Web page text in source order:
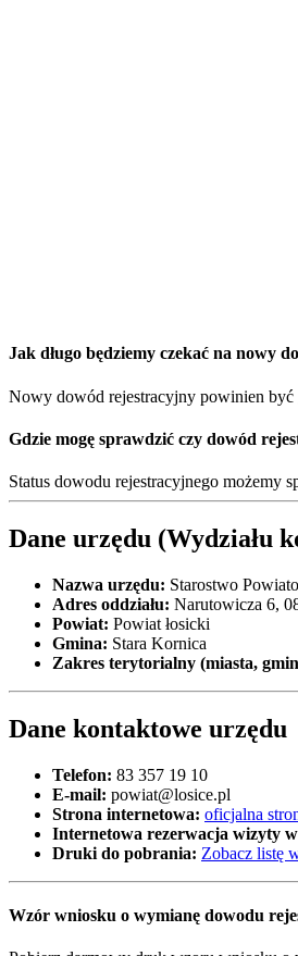
Jak długo będziemy czekać na nowy
Nowy dowód rejestracyjny powinien być
Gdzie mogę sprawdzić czy dowód
Status dowodu rejestracyjnego możemy
Dane urzędu (Wydziału
Nazwa urzędu: Starostwo
Adres oddziału: Narutowicza 6,
Powiat: Powiat łosicki
Gmina: Stara Kornica
Zakres terytorialny (miasta,
Dane kontaktowe urzędu
Telefon: 83 357 19 10
E-mail: powiat@losice.pl
Strona internetowa: oficjalna
Internetowa rezerwacja wizyty
Druki do pobrania: Zobacz listę
Wzór wniosku o wymianę dowodu